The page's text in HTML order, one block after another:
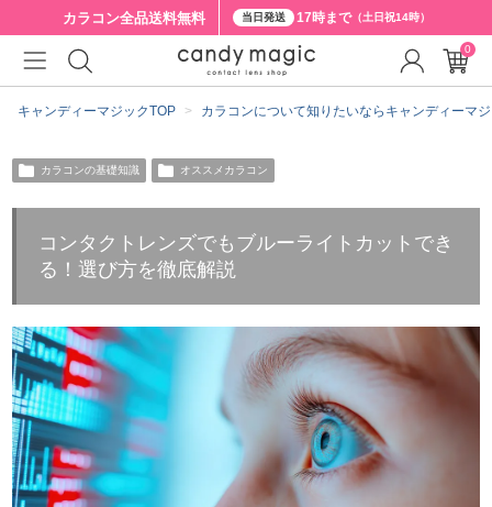
カラコン全品送料無料 当日発送 17時まで（土日祝14時）
キャンディーマジックTOP カラコンについて知りたいならキャンディーマ
カラコンの基礎知識 オススメカラコン
コンタクトレンズでもブルーライトカットでき
る！選び方を徹底解説
0